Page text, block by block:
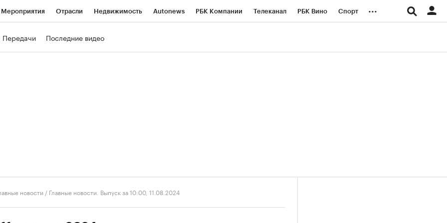
Мероприятия Отрасли Недвижимость Autonews РБК Компании Телеканал РБК Вино Спорт ...
Передачи Последние видео
новости / Главные новости. Выпуск за 10:00, 11.08.2024